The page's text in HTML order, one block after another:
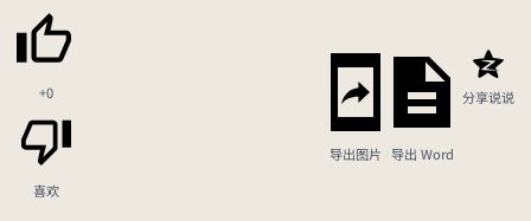
+0
喜欢
导出图片 导出 Word
分享说说